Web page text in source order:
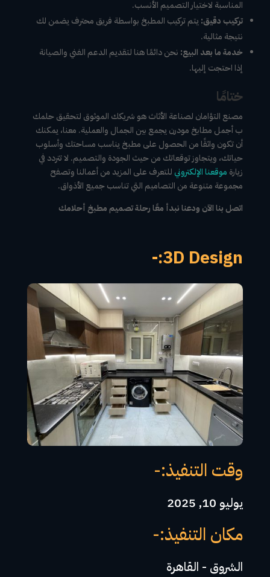
المناسبة لاختيار التصميم الأنسب.
تركيب دقيق:يتم تركيب المطبخ بواسطة فريق محترف يضمن لك
نتيجة مثالية.
خدمة ما بعد البيع: نحن دائمًا هنا لتقديم الدعم الفني والصيانة
إذا احتجت إليها.
ختامًا
مصنع التؤامان لصناعة الأثاث هو شريكك الموثوق لتحقيق حلمك
ب أجمل مطابخ مودرن يجمع بين الجمال والعملية. معنا، يمكنك
أن تكون واثقًا من الحصول على مطبخ يناسب مساحتك وأسلوب
حياتك، ويتجاوز توقعاتك من حيث الجودة والتصميم. لا تتردد في
زيارة موقعنا الإلكتروني للتعرف على المزيد من أعمالنا وتصفح
مجموعة متنوعة من التصاميم التي تناسب جميع الأذواق.
اتصل بنا الآن ودعنا نبدأ معًا رحلة تصميم مطبخ أحلامك
3D Design:-
وقت التنفيذ:-
يوليو 10, 2025
مكان التنفيذ:-
الشروق - القاهرة